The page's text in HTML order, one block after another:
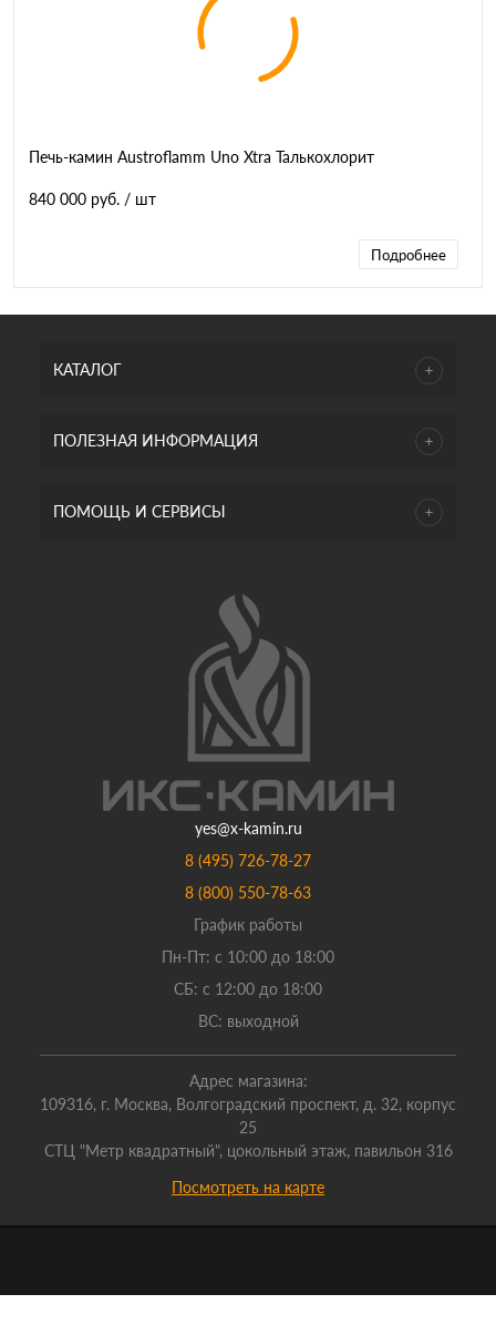
Печь-камин Austroflamm Uno Xtra Талькохлорит
840 000 руб. / шт
Подробнее
КАТАЛОГ
ПОЛЕЗНАЯ ИНФОРМАЦИЯ
ПОМОЩЬ И СЕРВИСЫ
yes@x-kamin.ru
8 (495) 726-78-27
8 (800) 550-78-63
График работы
Пн-Пт: с 10:00 до 18:00
СБ: с 12:00 до 18:00
ВС: выходной
Адрес магазина:
109316, г. Москва, Волгоградский проспект, д. 32, корпус
25
СТЦ "Метр квадратный", цокольный этаж, павильон 316
Посмотреть на карте